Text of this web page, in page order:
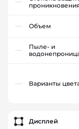
Объем
Пыле- и
Варианты
Дисплей